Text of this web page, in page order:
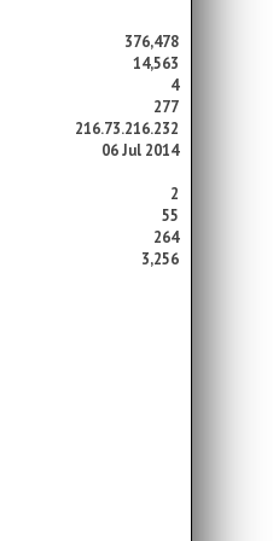
376,478
14,563
4
277
216.73.216.232
06 Jul 2014
2
55
264
3,256